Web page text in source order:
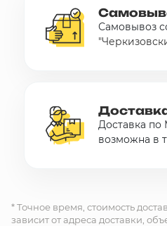
Самовывоз
Доставка
возможна в
* Точное время, стоимость
зависит от адреса доставки,